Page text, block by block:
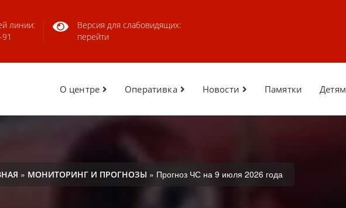
линии:
Версия для слабовидящих:
перейти
О центре Оперативка Новости Памятки Детям
» МОНИТОРИНГ И ПРОГНОЗЫ » Прогноз ЧС на 9 июля 2026 года